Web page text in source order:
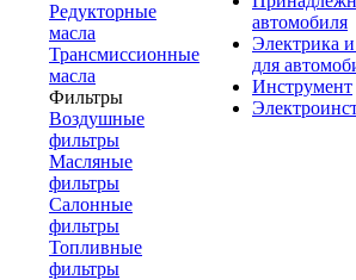
Редукторные
масла
Трансмиссионные
масла
Фильтры
Воздушные
фильтры
Масляные
фильтры
Салонные
фильтры
Топливные
фильтры
автомобиля
Электрика
для
Инструмент